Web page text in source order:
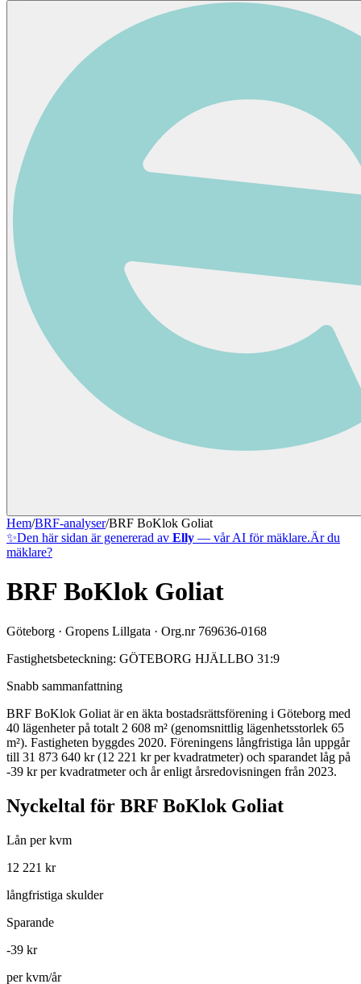
Hem/BRF-analyser/BRF BoKlok Goliat
✨Den här sidan är genererad av Elly — vår AI för mäklare.Är du
mäklare?
BRF BoKlok Goliat
Göteborg · Gropens Lillgata · Org.nr 769636-0168
Fastighetsbeteckning: GÖTEBORG HJÄLLBO 31:9
Snabb sammanfattning
BRF BoKlok Goliat är en äkta bostadsrättsförening i Göteborg med
40 lägenheter på totalt 2 608 m² (genomsnittlig lägenhetsstorlek 65
m²). Fastigheten byggdes 2020. Föreningens långfristiga lån uppgår
till 31 873 640 kr (12 221 kr per kvadratmeter) och sparandet låg på
-39 kr per kvadratmeter och år enligt årsredovisningen från 2023.
Nyckeltal för BRF BoKlok Goliat
Lån per kvm
12 221 kr
långfristiga skulder
Sparande
-39 kr
per kvm/år